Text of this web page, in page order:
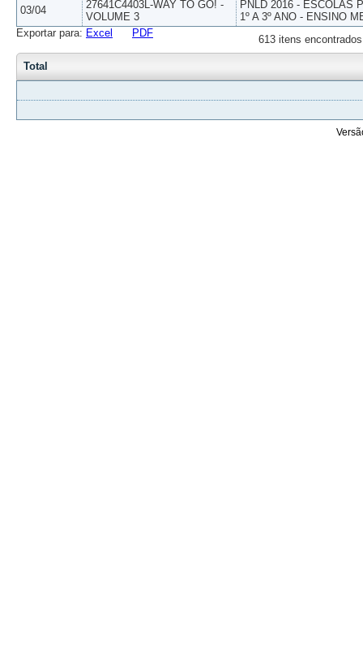
03/04
27641C4403L-WAY TO GO! -
VOLUME 3
PNLD 2016 - ESCOLAS
1º A 3º ANO - ENSINO
613 itens
Exportar para: Excel PDF
Total